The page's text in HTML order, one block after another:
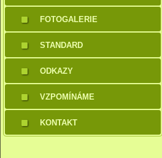
FOTOGALERIE
STANDARD
ODKAZY
VZPOMÍNÁME
KONTAKT